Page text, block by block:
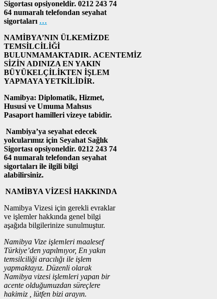
Sigortası opsiyoneldir. 0212 243 74
64 numaralı telefondan seyahat
sigortaları …
NAMİBYA’NIN ÜLKEMİZDE
TEMSİLCİLİĞİ
BULUNMAMAKTADIR. ACENTEMİZ
SİZİN ADINIZA EN YAKIN
BÜYÜKELÇİLİKTEN İŞLEM
YAPMAYA YETKİLİDİR.
Namibya: Diplomatik, Hizmet,
Hususi ve Umuma Mahsus
Pasaport hamilleri vizeye tabidir.
Nambiya’ya seyahat edecek
yolcularımız için Seyahat Sağlık
Sigortası opsiyoneldir. 0212 243 74
64 numaralı telefondan seyahat
sigortaları ile ilgili bilgi
alabilirsiniz.
NAMİBYA VİZESİ HAKKINDA
Namibya Vizesi için gerekli evraklar
ve işlemler hakkında genel bilgi
aşağıda bilgilerinize sunulmuştur.
Namibya Vize işlemleri maalesef
Türkiye’den yapılmıyor, En yakın
temsilciliği aracılığı ile işlem
yapmaktayız. Düzenli olarak
Namibya vizesi işlemleri yapan bir
acente olduğumuzdan süreçlere
hakimiz , lütfen bizi arayın.